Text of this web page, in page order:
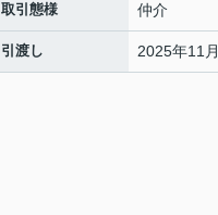
取引態様 仲介
引渡し 2025年11月